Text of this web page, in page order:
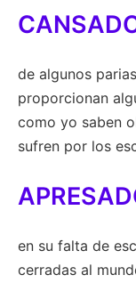
de algunos
proporcionan
como yo saben
sufren por los
en su falta de
cerradas al